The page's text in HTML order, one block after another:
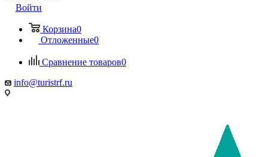
Войти
Корзина0
Отложенные0
Сравнение товаров0
info@turistrf.ru